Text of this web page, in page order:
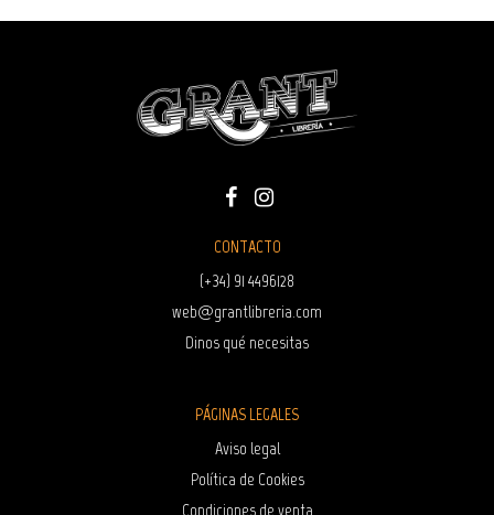
CONTACTO
(+34) 91 4496128
web@grantlibreria.com
Dinos qué necesitas
PÁGINAS LEGALES
Aviso legal
Política de Cookies
Condiciones de venta